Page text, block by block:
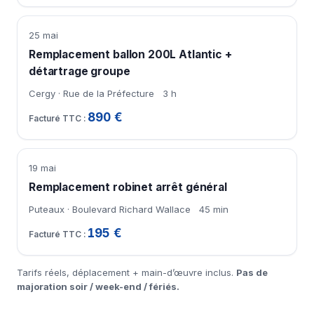
25 mai
Remplacement ballon 200L Atlantic +
détartrage groupe
Cergy · Rue de la Préfecture 3 h
890 €
19 mai
Remplacement robinet arrêt général
Puteaux · Boulevard Richard Wallace 45 min
195 €
Tarifs réels, déplacement + main-d’œuvre inclus. Pas de
majoration soir / week-end / fériés.